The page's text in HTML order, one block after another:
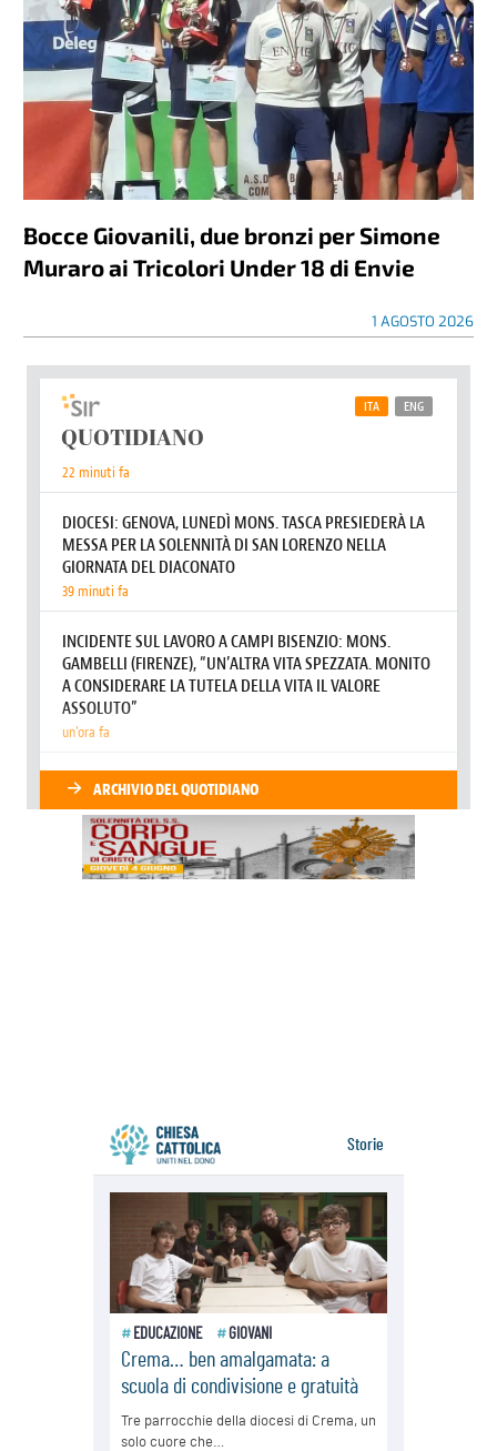
Bocce Giovanili, due bronzi per Simone
Muraro ai Tricolori Under 18 di Envie
1 AGOSTO 2026